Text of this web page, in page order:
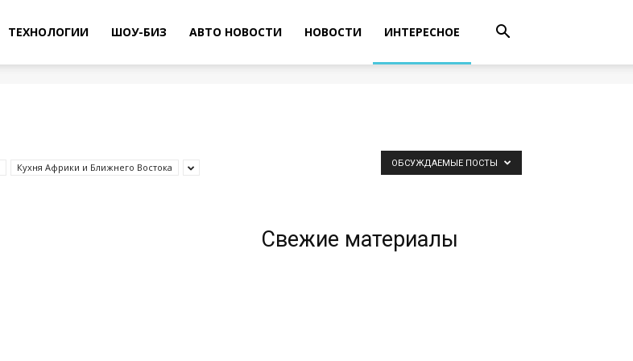
ТЕХНОЛОГИИ ШОУ-БИЗ АВТО НОВОСТИ НОВОСТИ ИНТЕРЕСНОЕ
Кухня Африки и Ближнего Востока ОБСУЖДАЕМЫЕ ПОСТЫ
Свежие материалы